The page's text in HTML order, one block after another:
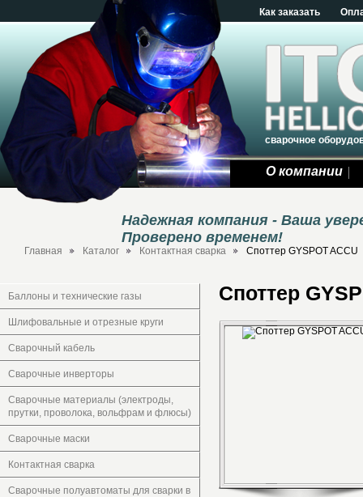
Как заказать
сварочное
О компании
Надежная компания - Ваша
Проверено временем!
Главная Каталог Контактная сварка Споттер GYSPOT ACCU
Баллоны и технические газы
Шлифовальные и отрезные круги
Сварочный кабель
Сварочные инверторы
Сварочные материалы (электроды,
прутки, проволока, вольфрам и флюсы)
Сварочные маски
Контактная сварка
Сварочные полуавтоматы для сварки в
Споттер